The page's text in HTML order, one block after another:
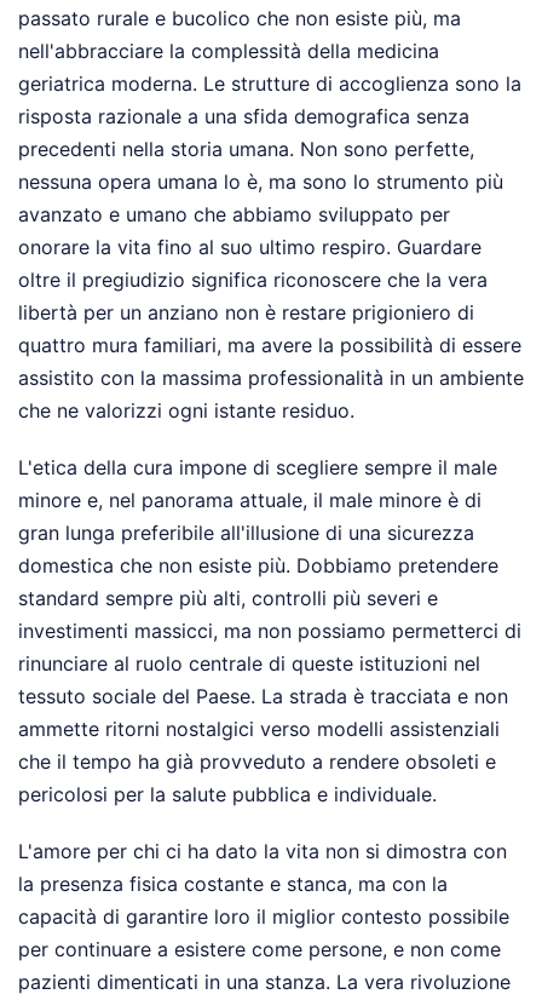
passato rurale e bucolico che non esiste più, ma
nell'abbracciare la complessità della medicina
geriatrica moderna. Le strutture di accoglienza sono la
risposta razionale a una sfida demografica senza
precedenti nella storia umana. Non sono perfette,
nessuna opera umana lo è, ma sono lo strumento più
avanzato e umano che abbiamo sviluppato per
onorare la vita fino al suo ultimo respiro. Guardare
oltre il pregiudizio significa riconoscere che la vera
libertà per un anziano non è restare prigioniero di
quattro mura familiari, ma avere la possibilità di essere
assistito con la massima professionalità in un ambiente
che ne valorizzi ogni istante residuo.
L'etica della cura impone di scegliere sempre il male
minore e, nel panorama attuale, il male minore è di
gran lunga preferibile all'illusione di una sicurezza
domestica che non esiste più. Dobbiamo pretendere
standard sempre più alti, controlli più severi e
investimenti massicci, ma non possiamo permetterci di
rinunciare al ruolo centrale di queste istituzioni nel
tessuto sociale del Paese. La strada è tracciata e non
ammette ritorni nostalgici verso modelli assistenziali
che il tempo ha già provveduto a rendere obsoleti e
pericolosi per la salute pubblica e individuale.
L'amore per chi ci ha dato la vita non si dimostra con
la presenza fisica costante e stanca, ma con la
capacità di garantire loro il miglior contesto possibile
per continuare a esistere come persone, e non come
pazienti dimenticati in una stanza. La vera rivoluzione